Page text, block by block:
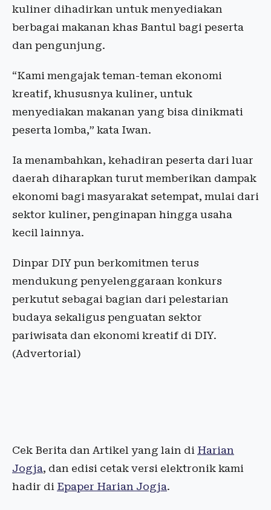
kuliner dihadirkan untuk menyediakan
berbagai makanan khas Bantul bagi peserta
dan pengunjung.
“Kami mengajak teman-teman ekonomi
kreatif, khususnya kuliner, untuk
menyediakan makanan yang bisa dinikmati
peserta lomba,” kata Iwan.
Ia menambahkan, kehadiran peserta dari luar
daerah diharapkan turut memberikan dampak
ekonomi bagi masyarakat setempat, mulai dari
sektor kuliner, penginapan hingga usaha
kecil lainnya.
Dinpar DIY pun berkomitmen terus
mendukung penyelenggaraan konkurs
perkutut sebagai bagian dari pelestarian
budaya sekaligus penguatan sektor
pariwisata dan ekonomi kreatif di DIY.
(Advertorial)
Cek Berita dan Artikel yang lain di Harian
Jogja, dan edisi cetak versi elektronik kami
hadir di Epaper Harian Jogja.